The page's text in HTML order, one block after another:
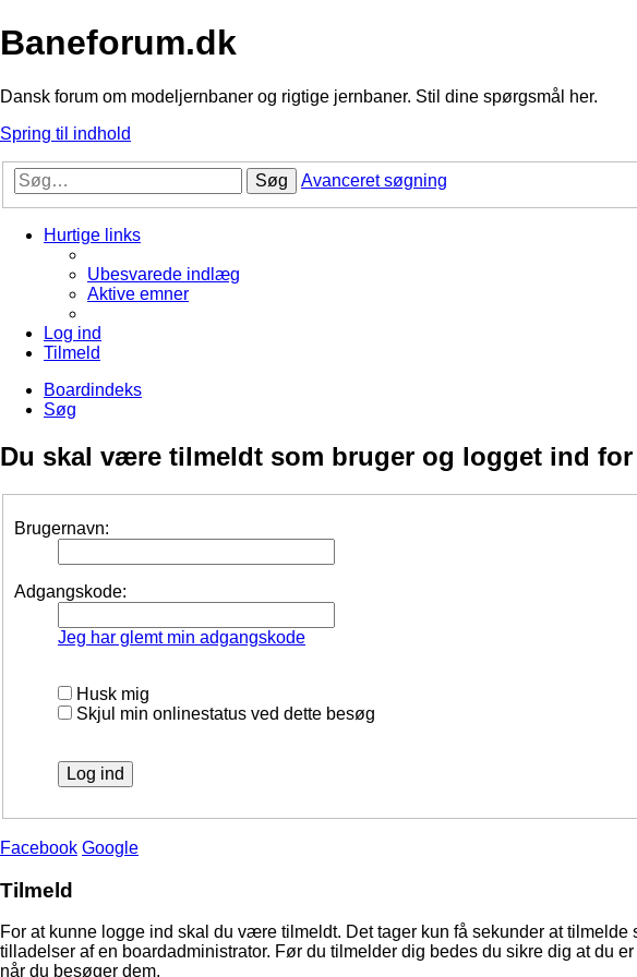
Baneforum.dk
Dansk forum om modeljernbaner og rigtige jernbaner. Stil dine spørgsmål her.
Spring til indhold
Søg Avanceret søgning
Hurtige links
Ubesvarede indlæg
Aktive emner
Log ind
Tilmeld
Boardindeks
Søg
Du skal være tilmeldt som bruger og logget ind for
Brugernavn:
Adgangskode:
Jeg har glemt min adgangskode
Husk mig
Skjul min onlinestatus ved dette besøg
Facebook Google
Tilmeld
For at kunne logge ind skal du være tilmeldt. Det tager kun få sekunder at
tilladelser af en boardadministrator. Før du tilmelder dig bedes du sikre dig at du
når du besøger dem.